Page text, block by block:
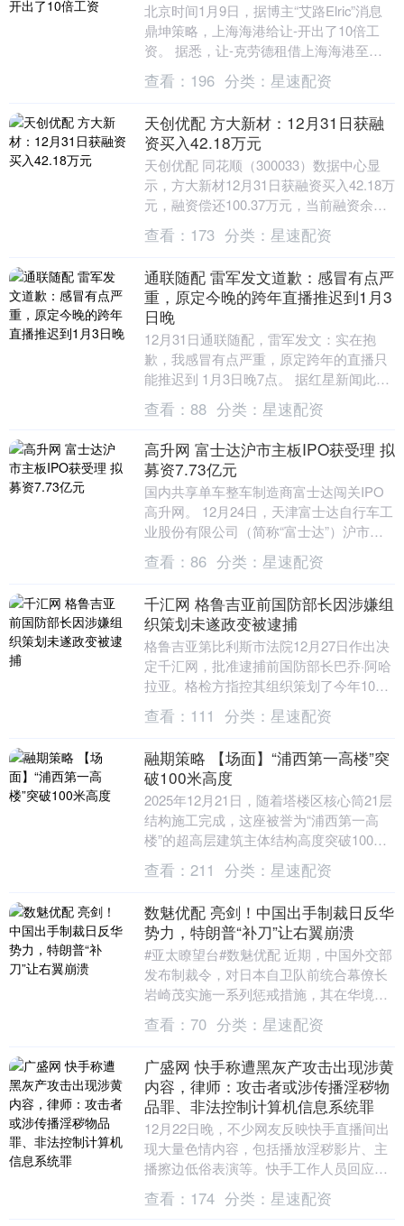
北京时间1月9日，据博主“艾路Elric”消息
鼎坤策略，上海海港给让-开出了10倍工
资。 据悉，让-克劳德租借上海海港至
2026年12月31日，他的合同中包含买....
查看： 196 分类： 星速配资
天创优配 方大新材：12月31日获融
资买入42.18万元
天创优配 同花顺（300033）数据中心显
示，方大新材12月31日获融资买入42.18万
元，融资偿还100.37万元，当前融资余额
527.85万元，占流通市值的....
查看： 173 分类： 星速配资
通联随配 雷军发文道歉：感冒有点严
重，原定今晚的跨年直播推迟到1月3
日晚
12月31日通联随配，雷军发文：实在抱
歉，我感冒有点严重，原定跨年的直播只
能推迟到 1月3日晚7点。 据红星新闻此前
报道，30日午间，小米创办人、董事长兼
CEO....
查看： 88 分类： 星速配资
高升网 富士达沪市主板IPO获受理 拟
募资7.73亿元
国内共享单车整车制造商富士达闯关IPO
高升网。 12月24日，天津富士达自行车工
业股份有限公司（简称“富士达”）沪市主
板IPO获上交所受理，公司拟募资7.73
亿....
查看： 86 分类： 星速配资
千汇网 格鲁吉亚前国防部长因涉嫌组
织策划未遂政变被逮捕
格鲁吉亚第比利斯市法院12月27日作出决
定千汇网，批准逮捕前国防部长巴乔·阿哈
拉亚。格检方指控其组织策划了今年10月
发生的未遂政变。....
查看： 111 分类： 星速配资
融期策略 【场面】“浦西第一高楼”突
破100米高度
2025年12月21日，随着塔楼区核心筒21层
结构施工完成，这座被誉为“浦西第一高
楼”的超高层建筑主体结构高度突破100
米，达到100.3米。 北外滩91街坊项....
查看： 211 分类： 星速配资
数魅优配 亮剑！中国出手制裁日反华
势力，特朗普“补刀”让右翼崩溃
#亚太瞭望台#数魅优配 近期，中国外交部
发布制裁令，对日本自卫队前统合幕僚长
岩崎茂实施一系列惩戒措施，其在华境内
的动产、不动产及各类财产被全部冻结，
同时被禁止与....
查看： 70 分类： 星速配资
广盛网 快手称遭黑灰产攻击出现涉黄
内容，律师：攻击者或涉传播淫秽物
品罪、非法控制计算机信息系统罪
12月22日晚，不少网友反映快手直播间出
现大量色情内容，包括播放淫秽影片、主
播擦边低俗表演等。快手工作人员回应极
目新闻记者称，22日22时左右平台遭到黑
灰产攻击....
查看： 174 分类： 星速配资